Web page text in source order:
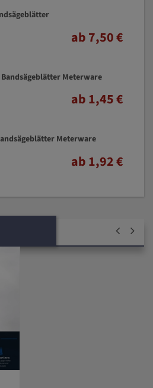
ab 7,50 €
Meterware
ab 1,45 €
Meterware
ab 1,92 €